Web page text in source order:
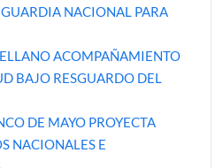
NACIONAL PARA
ACOMPAÑAMIENTO
BAJO RESGUARDO DEL
DE MAYO PROYECTA
NACIONALES E